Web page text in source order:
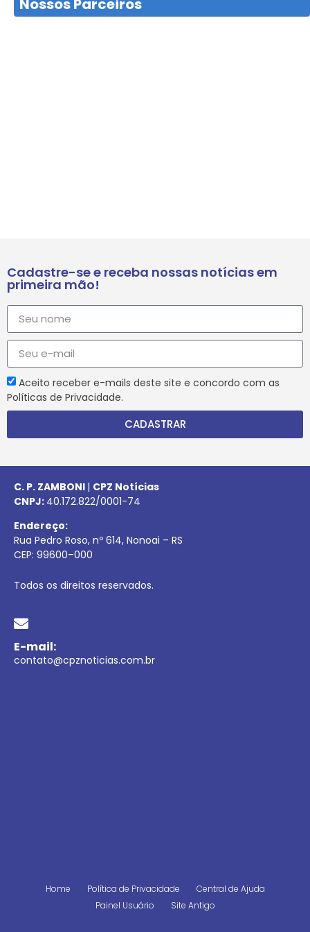
Nossos Parceiros
Cadastre-se e receba nossas notícias em
primeira mão!
Aceito receber e-mails deste site e concordo com as
Políticas de Privacidade.
CADASTRAR
C. P. ZAMBONI | CPZ Notícias
CNPJ: 40.172.822/0001-74
Endereço:
Rua Pedro Roso, nº 614, Nonoai – RS
CEP: 99600–000
Todos os direitos reservados.
E-mail:
contato@cpznoticias.com.br
Home Política de Privacidade
Central de Ajuda
Painel Usuário
Site Antigo